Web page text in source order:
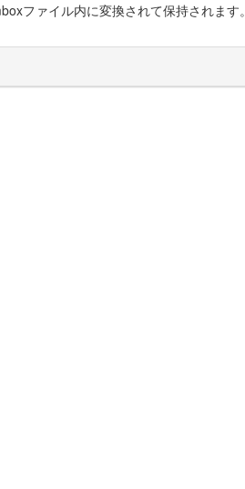
ファイル内に変換されて保持されます。